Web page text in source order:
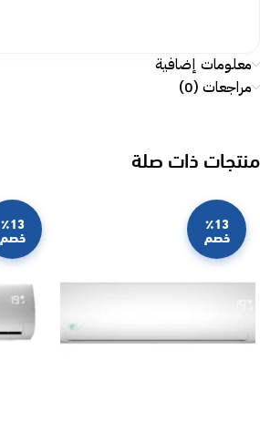
معلومات إضافية
مراجعات (0)
منتجات ذات صلة
٪13
خصم
٪13
خصم